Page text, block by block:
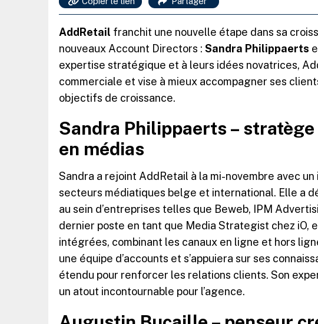
AddRetail franchit une nouvelle étape dans sa
nouveaux Account Directors : Sandra Philippaerts
expertise stratégique et à leurs idées novatrices,
commerciale et vise à mieux accompagner ses
objectifs de croissance.
Sandra Philippaerts –
en médias
Sandra a rejoint AddRetail à la mi-novembre avec
secteurs médiatiques belge et international. Elle a
au sein d’entreprises telles que Beweb, IPM
dernier poste en tant que Media Strategist chez iO,
intégrées, combinant les canaux en ligne et hors
une équipe d’accounts et s’appuiera sur ses
étendu pour renforcer les relations clients. Son
un atout incontournable pour l’agence.